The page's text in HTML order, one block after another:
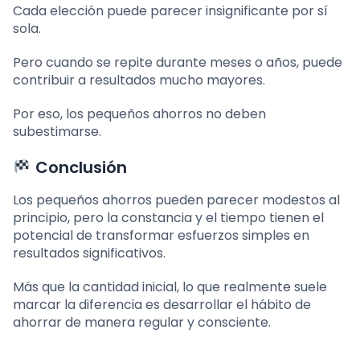
Cada elección puede parecer insignificante por sí
sola.
Pero cuando se repite durante meses o años, puede
contribuir a resultados mucho mayores.
Por eso, los pequeños ahorros no deben
subestimarse.
Conclusión
Los pequeños ahorros pueden parecer modestos al
principio, pero la constancia y el tiempo tienen el
potencial de transformar esfuerzos simples en
resultados significativos.
Más que la cantidad inicial, lo que realmente suele
marcar la diferencia es desarrollar el hábito de
ahorrar de manera regular y consciente.